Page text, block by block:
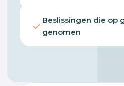
Beslissingen die op
genomen